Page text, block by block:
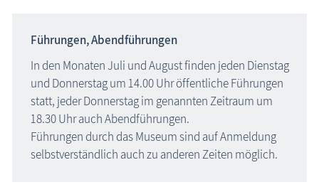
Führungen, Abendführungen
In den Monaten Juli und August finden jeden Dienstag
und Donnerstag um 14.00 Uhr öffentliche Führungen
statt, jeder Donnerstag im genannten Zeitraum um
18.30 Uhr auch Abendführungen.
Führungen durch das Museum sind auf Anmeldung
selbstverständlich auch zu anderen Zeiten möglich.